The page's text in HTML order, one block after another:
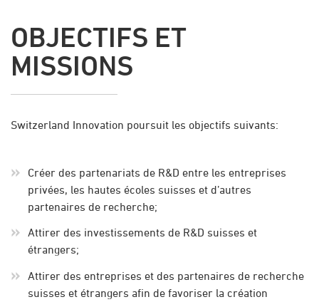
OBJECTIFS ET
MISSIONS
Switzerland Innovation poursuit les objectifs suivants:
Créer des partenariats de R&D entre les entreprises
privées, les hautes écoles suisses et d’autres
partenaires de recherche;
Attirer des investissements de R&D suisses et
étrangers;
Attirer des entreprises et des partenaires de recherche
suisses et étrangers afin de favoriser la création